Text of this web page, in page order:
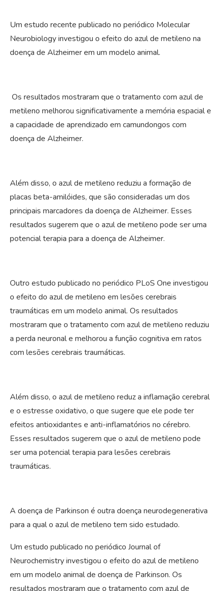
Um estudo recente publicado no periódico Molecular
Neurobiology investigou o efeito do azul de metileno na
doença de Alzheimer em um modelo animal.
Os resultados mostraram que o tratamento com azul de
metileno melhorou significativamente a memória espacial e
a capacidade de aprendizado em camundongos com
doença de Alzheimer.
Além disso, o azul de metileno reduziu a formação de
placas beta-amilóides, que são consideradas um dos
principais marcadores da doença de Alzheimer. Esses
resultados sugerem que o azul de metileno pode ser uma
potencial terapia para a doença de Alzheimer.
Outro estudo publicado no periódico PLoS One investigou
o efeito do azul de metileno em lesões cerebrais
traumáticas em um modelo animal. Os resultados
mostraram que o tratamento com azul de metileno reduziu
a perda neuronal e melhorou a função cognitiva em ratos
com lesões cerebrais traumáticas.
Além disso, o azul de metileno reduz a inflamação cerebral
e o estresse oxidativo, o que sugere que ele pode ter
efeitos antioxidantes e anti-inflamatórios no cérebro.
Esses resultados sugerem que o azul de metileno pode
ser uma potencial terapia para lesões cerebrais
traumáticas.
A doença de Parkinson é outra doença neurodegenerativa
para a qual o azul de metileno tem sido estudado.
Um estudo publicado no periódico Journal of
Neurochemistry investigou o efeito do azul de metileno
em um modelo animal de doença de Parkinson. Os
resultados mostraram que o tratamento com azul de